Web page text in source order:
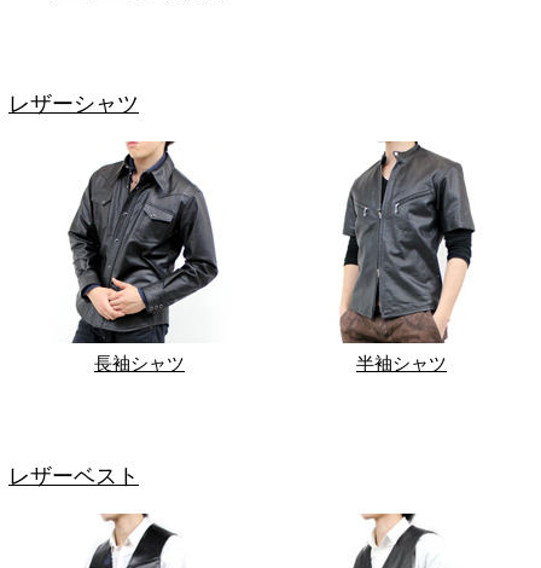
レザーシャツ
長袖シャツ 半袖シャツ
レザーベスト